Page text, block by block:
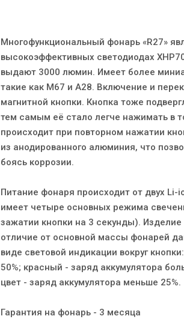
Многофункциональный фонарь «R27»
высокоэффективных светодиодах
выдают 3000 люмин. Имеет более
такие как М67 и А28. Включение и
магнитной кнопки. Кнопка тоже
тем самым её стало легче нажимать в
происходит при повторном нажатии
из анодированного алюминия, что
боясь коррозии.
Питание фонаря происходит от двух
имеет четыре основных режима
зажатии кнопки на 3 секунды).
отличие от основной массы фонарей
виде световой индикации вокруг
50%; красный - заряд аккумулятора
цвет - заряд аккумулятора меньше 25%.
Гарантия на фонарь - 3 месяца